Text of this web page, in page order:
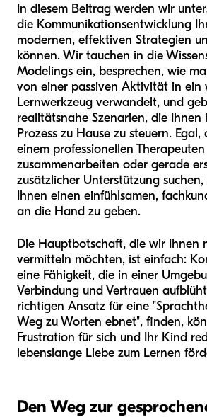
In diesem Beitrag werden wir
die Kommunikationsentwicklung
modernen, effektiven Strategien
können. Wir tauchen in die
Modelings ein, besprechen, wie
von einer passiven Aktivität in ein
Lernwerkzeug verwandelt, und
realitätsnahe Szenarien, die Ihnen
Prozess zu Hause zu steuern.
einem professionellen Therapeuten
zusammenarbeiten oder gerade
zusätzlicher Unterstützung suchen,
Ihnen einen einfühlsamen,
an die Hand zu geben.
Die Hauptbotschaft, die wir Ihnen
vermitteln möchten, ist einfach:
eine Fähigkeit, die in einer
Verbindung und Vertrauen
richtigen Ansatz für eine
Weg zu Worten ebnet", finden,
Frustration für sich und Ihr Kind
lebenslange Liebe zum Lernen
Den Weg zur